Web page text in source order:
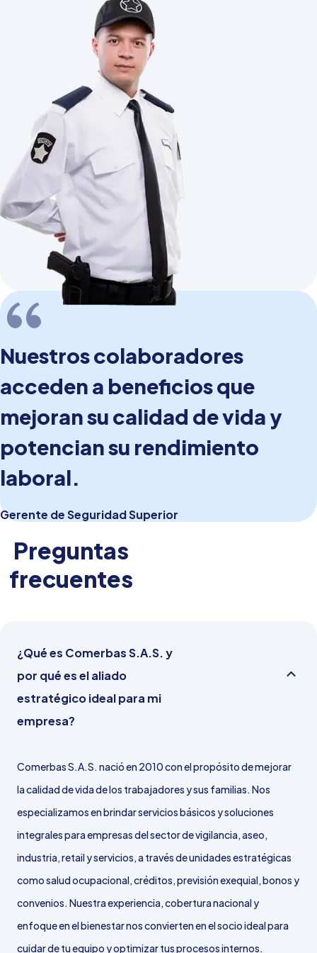
Nuestros colaboradores
acceden a beneficios que
mejoran su calidad de vida y
potencian su rendimiento
laboral.
Gerente de Seguridad Superior
Preguntas
frecuentes
¿Qué es Comerbas S.A.S. y
por qué es el aliado
estratégico ideal para mi
empresa?
Comerbas S.A.S. nació en 2010 con el propósito de mejorar
la calidad de vida de los trabajadores y sus familias. Nos
especializamos en brindar servicios básicos y soluciones
integrales para empresas del sector de vigilancia, aseo,
industria, retail y servicios, a través de unidades estratégicas
como salud ocupacional, créditos, previsión exequial, bonos y
convenios. Nuestra experiencia, cobertura nacional y
enfoque en el bienestar nos convierten en el socio ideal para
cuidar de tu equipo y optimizar tus procesos internos.